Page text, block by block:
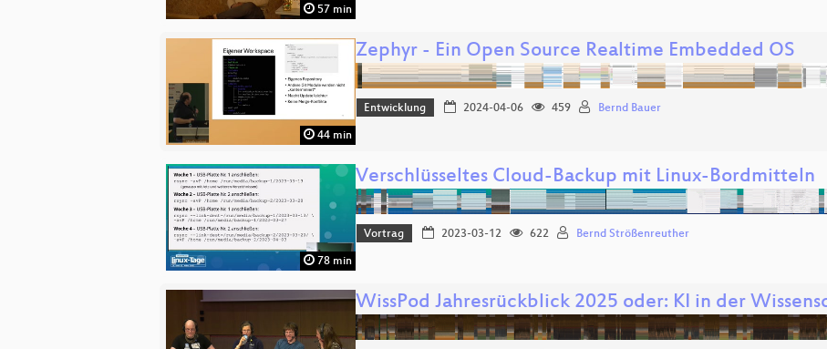
57 min
44 min
Zephyr - Ein Open Source Realtime Embedded OS
Entwicklung 2024-04-06 459 Bernd Bauer
78 min
Verschlüsseltes Cloud-Backup mit Linux-Bordmitteln
Vortrag 2023-03-12 622 Bernd Strößenreuther
​WissPod Jahresrückblick 2025 oder: KI in der